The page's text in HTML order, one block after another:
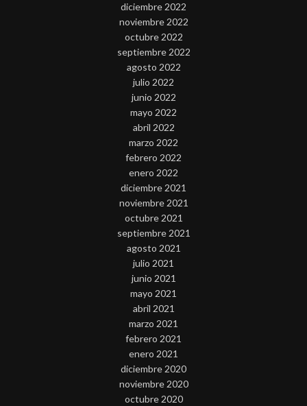
diciembre 2022
noviembre 2022
octubre 2022
septiembre 2022
agosto 2022
julio 2022
junio 2022
mayo 2022
abril 2022
marzo 2022
febrero 2022
enero 2022
diciembre 2021
noviembre 2021
octubre 2021
septiembre 2021
agosto 2021
julio 2021
junio 2021
mayo 2021
abril 2021
marzo 2021
febrero 2021
enero 2021
diciembre 2020
noviembre 2020
octubre 2020